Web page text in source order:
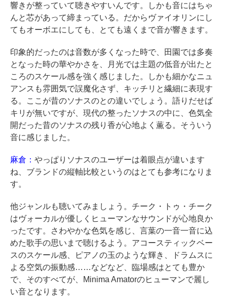
響きが整っていて聴きやすいんです。しかも音にはちゃ
んと芯があって締まっている。だからヴァイオリンにし
てもオーボエにしても、とても遠くまで音が響きます。
印象的だったのは音数が多くなった時で、田園では多奏
となった時の華やかさを、月光では主題の低音が出たと
ころのスケール感を強く感じました。しかも細かなニュ
アンスも雰囲気で誤魔化さず、キッチリと繊細に表現す
る。ここが昔のソナスのとの違いでしょう。語りだせば
キリが無いですが、現代の整ったソナスの中に、色気全
開だった昔のソナスの残り香が心地よく薫る。そういう
音に感じました。
麻倉： やっぱりソナスのユーザーは着眼点が違います
ね、ブランドの縦軸比較というのはとても参考になりま
す。
他ジャンルも聴いてみましょう。チーク・トゥ・チーク
はヴォーカルが優しくヒューマンなサウンドが心地良か
ったです。さわやかな色気を感じ、言葉の一音一音に込
めた歌手の思いまで聴けるよう。アコースティックベー
スのスケール感、ピアノの玉のような輝き、ドラムスに
よる空気の振動感……などなど、臨場感はとても豊か
で、そのすべてが、Minima Amatorのヒューマンで麗し
い音となります。